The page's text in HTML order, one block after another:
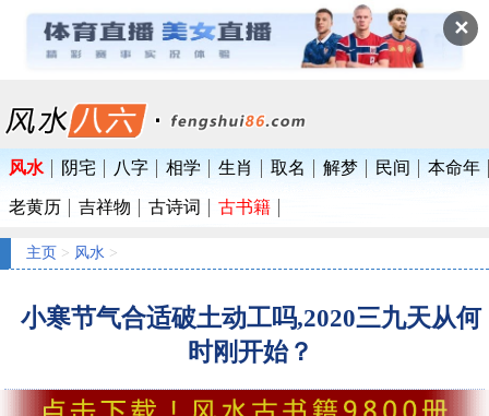
✕
风水 阴宅 八字 相学 生肖 取名 解梦 民间 本命年
老黄历 吉祥物 古诗词 古书籍
主页 > 风水 >
小寒节气合适破土动工吗,2020三九天从何
时刚开始？